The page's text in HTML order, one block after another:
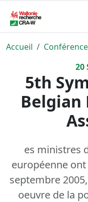
Accueil
20
5th
Belgian
es ministres
européenne
septembre
oeuvre de la